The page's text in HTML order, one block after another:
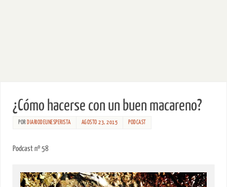
¿Cómo hacerse con un buen macareno?
POR DIARIODEUNESPERISTA AGOSTO 23, 2015 PODCAST
Podcast nº 58